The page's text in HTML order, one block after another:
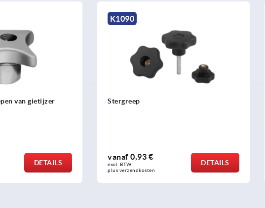
van gietijzer
DETAILS
K1090
Stergreep
vanaf 0,93 €
excl. BTW
plus verzendkosten
DETAILS